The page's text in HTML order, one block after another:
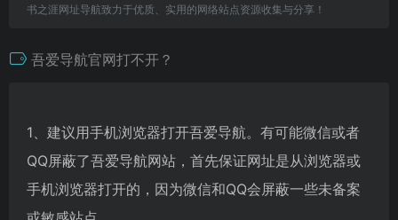
书之涯网址导航致力于优质、实用的网络站点资源收集与分享！
吾爱导航官网打不开？
1、建议用手机浏览器打开吾爱导航。有可能微信或者
QQ屏蔽了吾爱导航网站，首先保证网址是从浏览器或
手机浏览器打开的，因为微信和QQ会屏蔽一些未备案